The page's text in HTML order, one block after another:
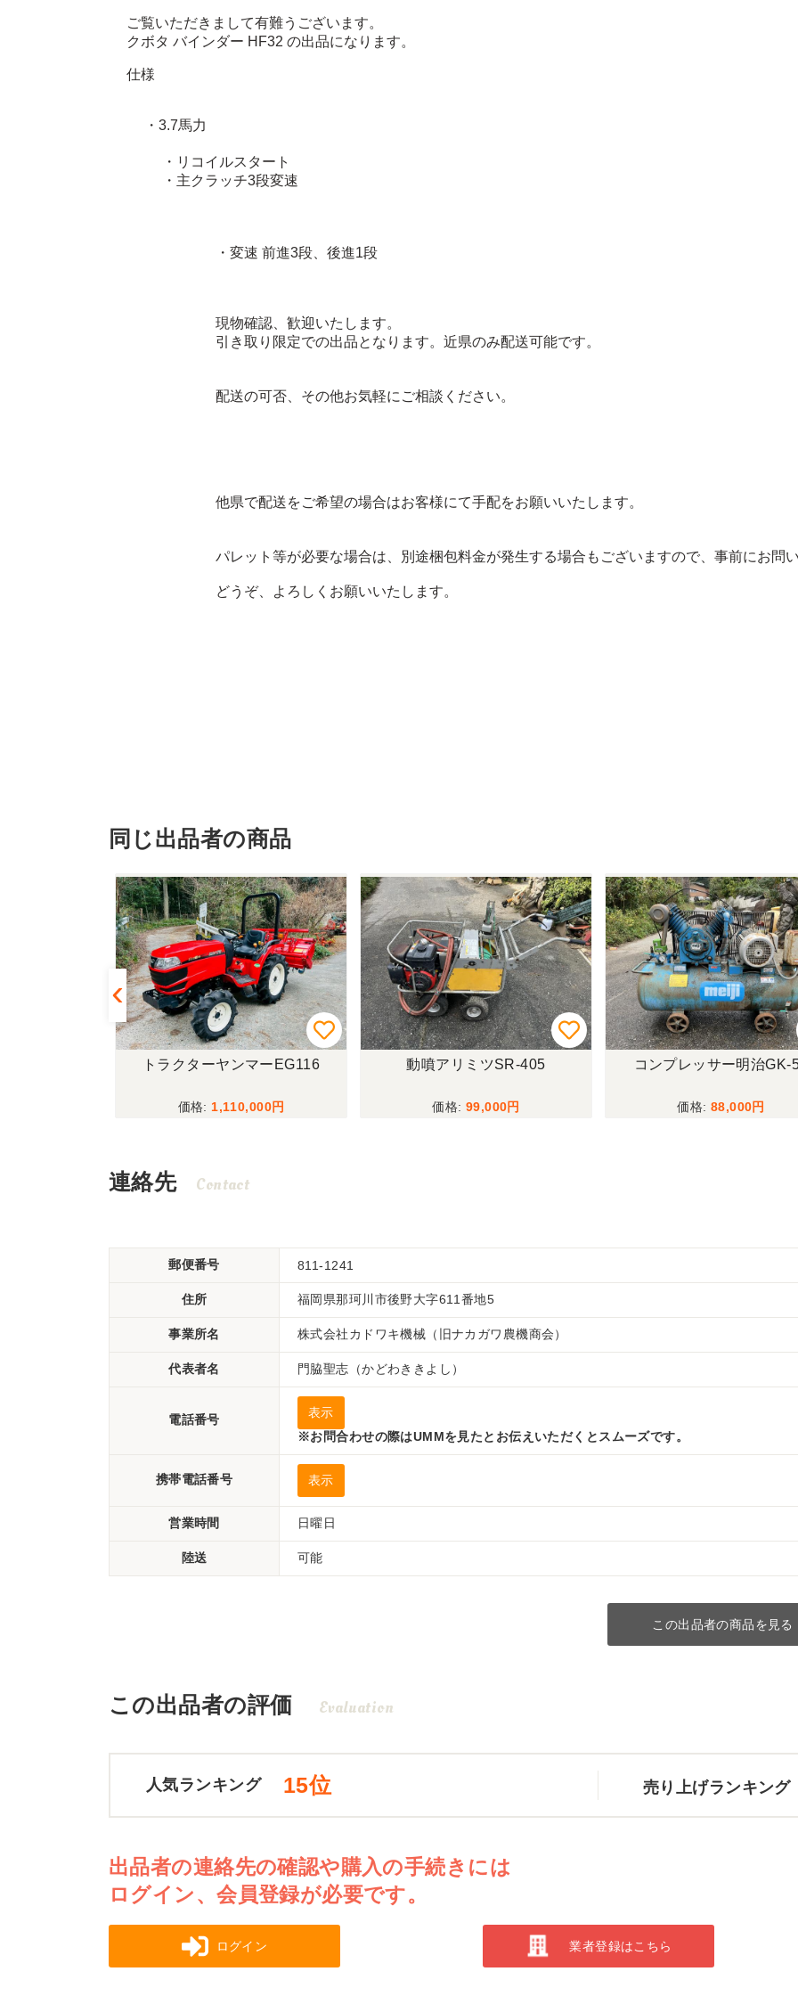
ご覧いただきまして有難うございます。
クボタ バインダー HF32 の出品になります。
仕様
・3.7馬力
・リコイルスタート
・主クラッチ3段変速
・変速 前進3段、後進1段
現物確認、歓迎いたします。
引き取り限定での出品となります。近県のみ配送可能です。
配送の可否、その他お気軽にご相談ください。
他県で配送をご希望の場合はお客様にて手配をお願いいたします。
パレット等が必要な場合は、別途梱包料金が発生する場合もございますので、事前にお問
どうぞ、よろしくお願いいたします。
同じ出品者の商品
トラクターヤンマーEG116
1,110,000
動噴アリミツSR-405
99,000
コンプレッサー明治GK-
88,000
連絡先 Contact
郵便番号 811-1241
住所 福岡県那珂川市後野大字611番地5
事業所名 株式会社カドワキ機械（旧ナカガワ農機商会）
代表者名 門脇聖志（かどわききよし）
電話番号
表示
※お問合わせの際はUMMを見たとお伝えいただくとスムーズです。
携帯電話番号 表示
営業時間 日曜日
陸送 可能
この出品者の商品を見る
この出品者の評価 Evaluation
人気ランキング 15位 売り上げランキング
出品者の連絡先の確認や購入の手続きには
ログイン、会員登録が必要です。
ログイン 業者登録はこちら